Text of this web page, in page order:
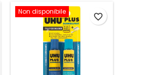
Non disponibile
favorite_border